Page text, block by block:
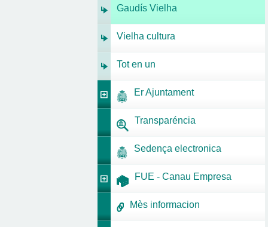
Gaudís Vielha
Vielha cultura
Tot en un
Er Ajuntament
Transparéncia
Sedença electronica
FUE - Canau Empresa
Mès informacion